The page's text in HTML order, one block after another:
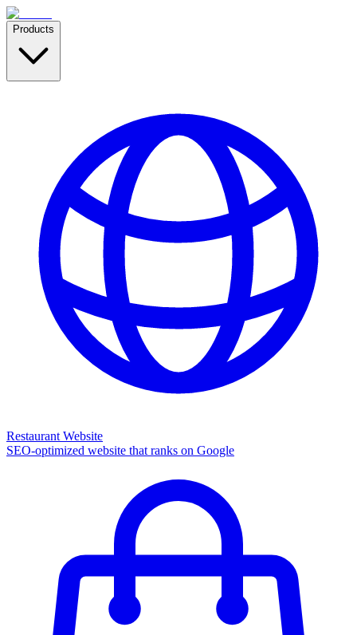
Products
Restaurant Website
SEO-optimized website that ranks on Google